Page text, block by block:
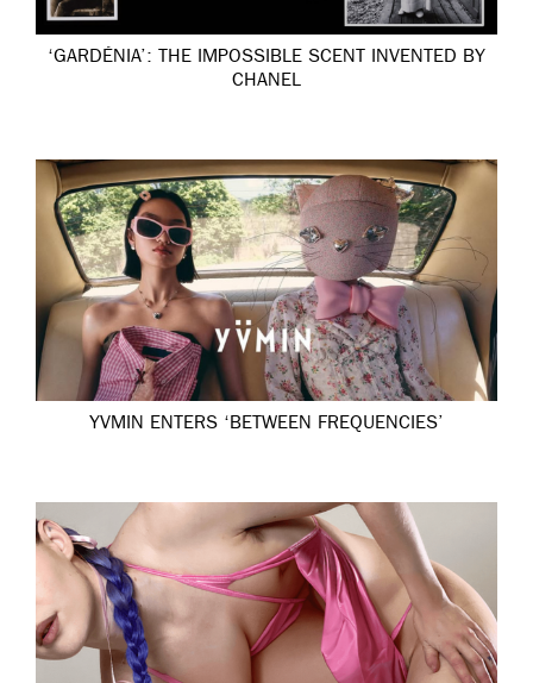
‘GARDÉNIA’: THE IMPOSSIBLE SCENT INVENTED BY
CHANEL
YVMIN ENTERS ‘BETWEEN FREQUENCIES’